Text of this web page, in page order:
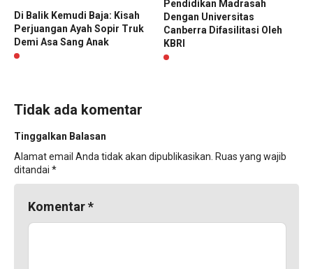
Di Balik Kemudi Baja: Kisah
Perjuangan Ayah Sopir Truk
Demi Asa Sang Anak
Pendidikan Madrasah
Dengan Universitas
Canberra Difasilitasi Oleh
KBRI
Tidak ada komentar
Tinggalkan Balasan
Alamat email Anda tidak akan dipublikasikan. Ruas yang wajib
ditandai *
Komentar*